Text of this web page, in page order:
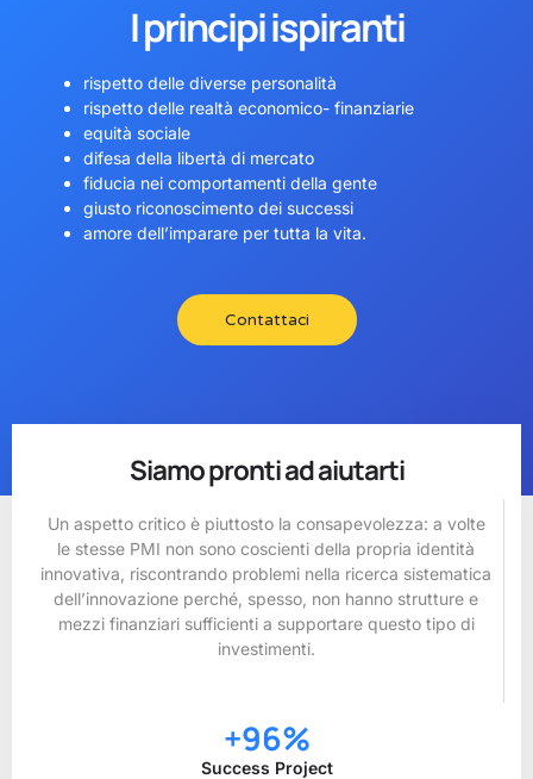
I principi ispiranti
rispetto delle diverse personalità
rispetto delle realtà economico- finanziarie
equità sociale
difesa della libertà di mercato
fiducia nei comportamenti della gente
giusto riconoscimento dei successi
amore dell’imparare per tutta la vita.
Contattaci
Siamo pronti ad aiutarti
Un aspetto critico è piuttosto la consapevolezza: a volte
le stesse PMI non sono coscienti della propria identità
innovativa, riscontrando problemi nella ricerca sistematica
dell’innovazione perché, spesso, non hanno strutture e
mezzi finanziari sufficienti a supportare questo tipo di
investimenti.
Success Project
+96%